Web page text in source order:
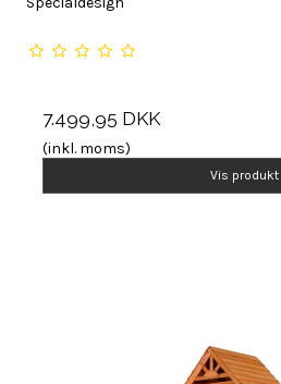
7.499,95 DKK
(inkl. moms)
Vis produkt